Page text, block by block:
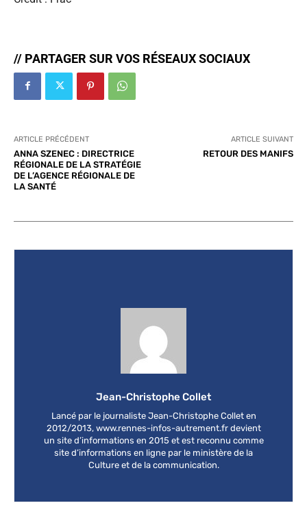
// PARTAGER SUR VOS RÉSEAUX SOCIAUX
ARTICLE PRÉCÉDENT
ANNA SZENEC : DIRECTRICE
RÉGIONALE DE LA STRATÉGIE
DE L’AGENCE RÉGIONALE DE
LA SANTÉ
ARTICLE SUIVANT
RETOUR DES MANIFS
Jean-Christophe Collet
Lancé par le journaliste Jean-Christophe Collet en
2012/2013, www.rennes-infos-autrement.fr devient
un site d’informations en 2015 et est reconnu comme
site d’informations en ligne par le ministère de la
Culture et de la communication.